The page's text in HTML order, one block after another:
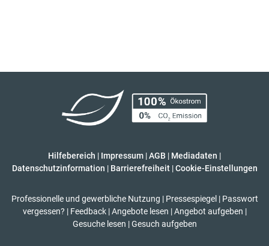
Hilfebereich | Impressum |AGB | Mediadaten |
Datenschutzinformation | Barrierefreiheit | Cookie-Einstellungen
Professionelle und gewerbliche Nutzung | Pressespiegel | Passwort
vergessen? | Feedback | Angebote lesen | Angebot aufgeben |
Gesuche lesen | Gesuch aufgeben